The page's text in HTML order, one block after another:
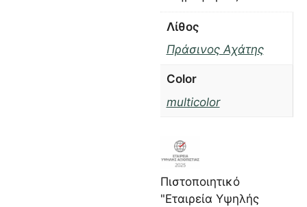
Λίθος
Πράσινος Αχάτης
Color
multicolor
Πιστοποιητικό
"Εταιρεία Υψηλής